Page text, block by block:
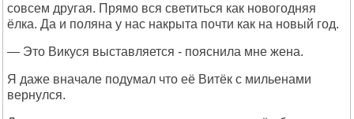
совсем другая. Прямо вся светиться как новогодняя
ёлка. Да и поляна у нас накрыта почти как на новый год.
— Это Викуся выставляется - пояснила мне жена.
Я даже вначале подумал что её Витёк с мильенами
вернулся.